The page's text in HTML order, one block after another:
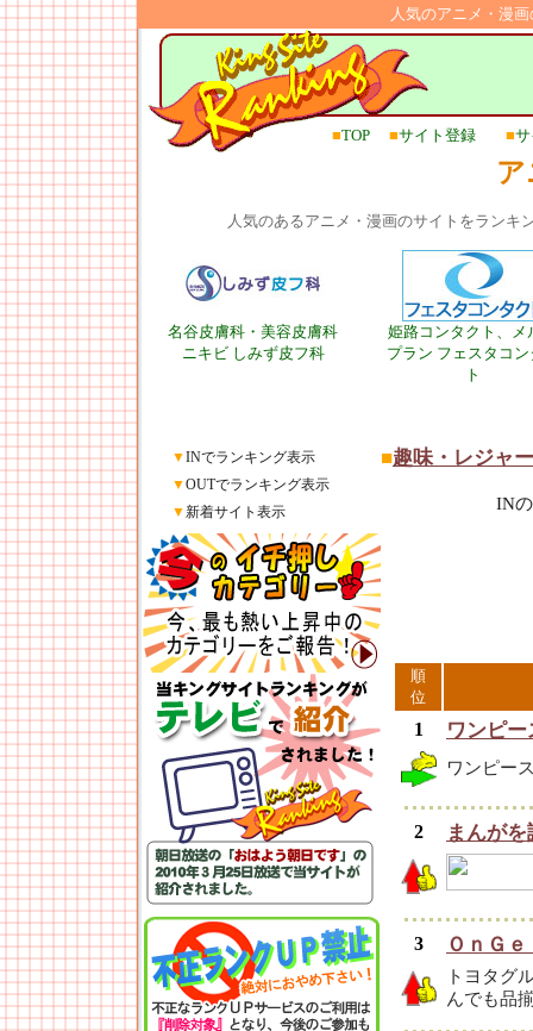
人気のアニメ・漫
■TOP ■サイト登録 ■
ア
人気のあるアニメ・漫画のサイトをランキ
名谷皮膚科・美容皮膚科
ニキビ しみず皮フ科
姫路コンタクト、メ
プラン フェスタコン
ト
▼INでランキング表示
▼OUTでランキング表示
▼新着サイト表示
■趣味・レジャー
IN
順
位
1 ワンピ
ワンピー
2 まんが
3 ＯｎＧ
トヨタグ
んでも品